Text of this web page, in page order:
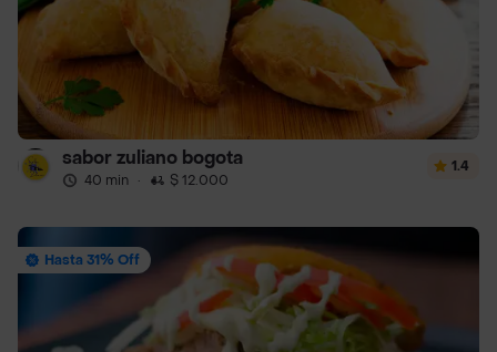
sabor zuliano bogota
40 min · $ 12.000
1.4
Hasta 31% Off